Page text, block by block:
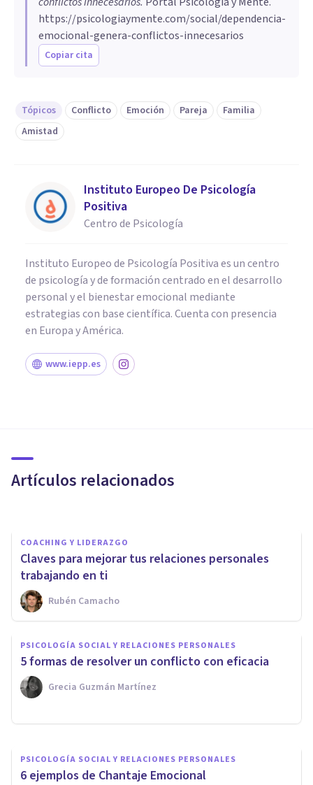
https://psicologiaymente.com/social/dependencia-
emocional-genera-conflictos-innecesarios
Copiar cita
Tópicos Conflicto Emoción Pareja
Familia
Amistad
Instituto Europeo De Psicología
Positiva
Centro de Psicología
Instituto Europeo de Psicología Positiva es un centro
de psicología y de formación centrado en el desarrollo
personal y el bienestar emocional mediante
estrategias con base científica. Cuenta con presencia
en Europa y América.
www.iepp.es
Artículos relacionados
relaciones de amistad
COACHING Y LIDERAZGO
Claves para mejorar tus relaciones personales
trabajando en ti
Rubén Camacho
PSICOLOGÍA SOCIAL Y RELACIONES PERSONALES
5 formas de resolver un conflicto con eficacia
Grecia Guzmán Martínez
PSICOLOGÍA SOCIAL Y RELACIONES PERSONALES
5 patrones de comportamiento
típicos en la Dependencia
Emocional
PSICOLOGÍA SOCIAL Y RELACIONES PERSONALES
6 ejemplos de Chantaje Emocional